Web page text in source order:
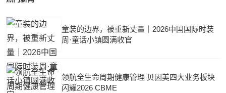
童装的边界，被重新丈量｜2026中国国际时装
周·童话小镇圆满收官
领航全生命周期健康管理 贝因美四大业务板块
闪耀2026 CBME